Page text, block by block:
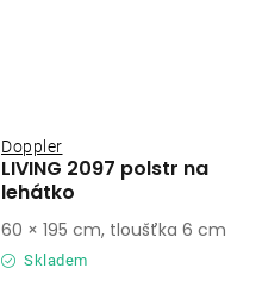
LIVING 2097 polstr na
lehátko
Doppler
Skladem
60 × 195 cm, tloušťka 6 cm